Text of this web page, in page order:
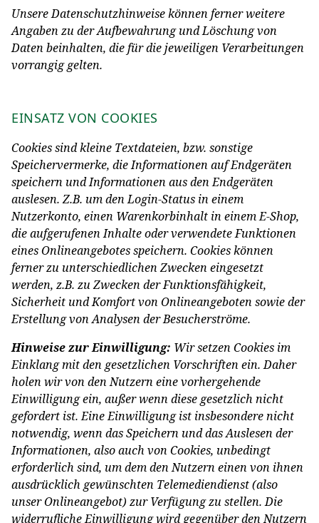
Unsere Datenschutzhinweise können ferner weitere
Angaben zu der Aufbewahrung und Löschung von
Daten beinhalten, die für die jeweiligen Verarbeitungen
vorrangig gelten.
EINSATZ VON COOKIES
Cookies sind kleine Textdateien, bzw. sonstige
Speichervermerke, die Informationen auf Endgeräten
speichern und Informationen aus den Endgeräten
auslesen. Z.B. um den Login-Status in einem
Nutzerkonto, einen Warenkorbinhalt in einem E-Shop,
die aufgerufenen Inhalte oder verwendete Funktionen
eines Onlineangebotes speichern. Cookies können
ferner zu unterschiedlichen Zwecken eingesetzt
werden, z.B. zu Zwecken der Funktionsfähigkeit,
Sicherheit und Komfort von Onlineangeboten sowie der
Erstellung von Analysen der Besucherströme.
Hinweise zur Einwilligung: Wir setzen Cookies im
Einklang mit den gesetzlichen Vorschriften ein. Daher
holen wir von den Nutzern eine vorhergehende
Einwilligung ein, außer wenn diese gesetzlich nicht
gefordert ist. Eine Einwilligung ist insbesondere nicht
notwendig, wenn das Speichern und das Auslesen der
Informationen, also auch von Cookies, unbedingt
erforderlich sind, um dem den Nutzern einen von ihnen
ausdrücklich gewünschten Telemediendienst (also
unser Onlineangebot) zur Verfügung zu stellen. Die
widerrufliche Einwilligung wird gegenüber den Nutzern